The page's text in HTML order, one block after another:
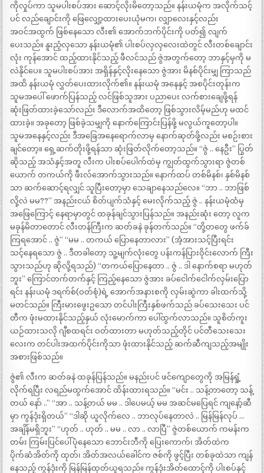
ကိုလှုပ်ကာ သူမပါးစပ်အား ဆောင့်လိုးမိတော့သည်။ နန်းယမုံက အလိုက်သင့်
ပင် လည်ချောင်းကို ဖြေလျှော့ထားပေးယုံမက၊ လျှာလေးနှင့်လည်း
အဝင်အထွက် ဖြစ်နေသော လီး၏ အောက်ဘက်ပိုင်းကို ပတ်၍ လျက်
ပေးသည်။ နူးညံ့လှသော နန်းယမုံ၏ ပါးစပ်လှလှလေးထဲတွင် လီးတစ်ချောင်း
လုံး ကုန်အောင် ထည့်ထားနိုင်သည့် ဖီလင်သည် ဇွဲအတွက်တော့ ဘာနှင့်မှကို မ
လဲနိုင်ပေ။ သူမပါးစပ်အား အရှိန်နှင့်လိုးနေသော ဇွဲအား မိနစ်ပိုင်းမျှ ကြာသည်
အထိ နန်းယမုံ လွှတ်ပေးထားလိုက်၏။ နန်းယမုံ အနေနှင့် အစပိုင်းတုန်းက
သူမအပေါ် ဖောက်ပြန်သည့် လင်ဖြစ်သူအား ပညာပေး လက်စားချေဖို့ရန်
ဆုံးဖြတ်ထားခဲ့သော်လည်း ဒီလောက်အထိတော့ ဖြစ်သွားလိမ့်မည်ဟု မထင်
ထားခဲ့။ အခုတော့ ဖြစ်ခဲ့သမျှကို နောက်ကြောင်းပြန်ဖို့ မလွယ်ကူတော့ပါ။
သူမအနေနှင့်လည်း ဒီအခြေအနေရောက်လာမှ နောက်ဆုတ်ဖို့လည်း မစဉ်းစား
ချင်တော့။ ရှေ့ဆက်တိုးဖို့ရန်သာ ဆုံးဖြတ်လိုက်တော့သည်။ “ဇွဲ .. နေဦး” ပြွတ်
ဆိုသည့် အသံနှင့်အတူ လီးက ပါးစပ်ပေါက်ထဲမှ ကျွတ်ထွက်သွားရာ ဇွဲတစ်
ယောက် တကယ်ကို ဖီးလ်အောက်သွားသည်။ နောက်ထပ် တစ်မိနစ်၊ နှစ်မိနစ်
သာ ဆက်ဆောင့်ရလျှင် သူပြီးတော့မှာ သေချာနေသည်လေ။ “ဘာ .. ဘာဖြစ်
လို့လဲ မမ??” အနည်းငယ် စိတ်ပျက်သံနှင့် မေးလိုက်သည့် ဇွဲ .. နန်းယမုံထံမှ
အဖြေကြောင့် နေရာမှာတွင် ထခုန်ချင်သွားပြန်သည်။ အနည်းဆုံး တော့ လူက
မခုန်မိတာတောင် လီးတန်ကြီးက ဆတ်ခနဲ ခုန်တက်သည်။ “တို့တတွေ ဖက်ခ်
ကြရအောင် .. ဇွဲ” “မမ .. တကယ် ပြောနေတာလား” (အံ့အားသင့်ပြီးရင်း
သင့်နေရသော ဇွဲ .. ဒီတခါတော့ သူ့မျက်လုံးတွေ ပန်းကန်ပြားဝိုင်းလောက် ကြီး
သွားသည်ဟု ဆိုလို့ရသည်) “တကယ်ပြောနေတာ .. ဇွဲ .. ဒါ နောက်စရာ မဟုတ်
ဘူး” ကြောင်တက်တက်နှင့် ကြည့်နေသော ဇွဲအား ခပ်ငေါက်ငေါက်လှမ်းပြော
ရင်း နန်းယမုံ ဒရက်စ်(ဝတ်စုံ)ရဲ့ အောက်အနားစကို လှမ်းဆွဲကာ ခါးထက်သို့
မတင်သည်။ ကြီးမားဖွေးဥသော တင်ပါးကြီးနှစ်ဖက်သည် ခပ်သေးသေး ပင်
တီက ဖုံးမထားနိုင်သည့်နှယ် လုံးမောက်ကာ ပေါ်ထွက်လာသည်။ သူစိတ်ကူး
ယဉ်ထားသလို ဂျီစထရင်း ဝတ်ထားတာ မဟုတ်သည့်တိုင် ပင်တီသေးသေး
လေးက တင်ပါးအထက်ပိုင်းကိုသာ ဖုံးထားနိုင်သည့် ဆက်ဆီကျသည့်အမျိုး
အစားဖြစ်သည်။
ဇွဲ၏ လီးက ဆတ်ခနဲ ထခုန်ပြန်သည်။ မနည်းပင် ဖင်ကျောတွေကို အမြန်ရှုံ့
လိုက်ရပြီး လရည်မထွက်အောင် ထိန်းထားရသည်။ “မင်း .. သန့်တာတော့ သန့်
တယ် နော် ..” “အာ .. သန့်တယ် မမ .. ဒါပေမယ့် မမ အဆင်မပြေရင် ကျနော့်ဆီ
မှာ ကွန်ဒုံးရှိတယ်” “ဒါဆို ယူလိုက်လေ .. ဘာလုပ်နေတာလဲ .. မြန်မြန်လုပ် …
အချိန်မရှိဘူး” “ဟုတ် .. ဟုတ် .. မမ .. လာ .. လာပြီ” ဇွဲတစ်ယောက် ကမန်းက
တမ်း ကြမ်းပြင်ပေါ်ပုံနေသော ဘောင်းဘီကို ပြေးကောက်၊ အိတ်ထဲက
ပိုက်ဆံအိတ်ကို ထုတ်၊ အိတ်အလယ်ခေါင်က ဇစ်ကို ဖွင့်ပြီး တစ်ခုထဲသာ ကျန်
နေသည့် ကွန်ဒုံးကို မြန်မြန်ထုတ်ယူရသည်။ ကွန်ဒုံးအိတ်ထောင့်ကို ပါးစပ်နှင့်